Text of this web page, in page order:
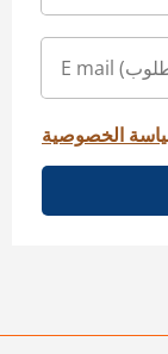
الخصوصية